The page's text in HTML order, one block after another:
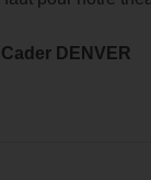
DENVER